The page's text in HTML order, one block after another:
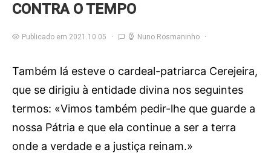
CONTRA O TEMPO
Publicado em 2021.10.05 Nuno Rosmaninho
Também lá esteve o cardeal-patriarca Cerejeira,
que se dirigiu à entidade divina nos seguintes
termos: «Vimos também pedir-lhe que guarde a
nossa Pátria e que ela continue a ser a terra
onde a verdade e a justiça reinam.»